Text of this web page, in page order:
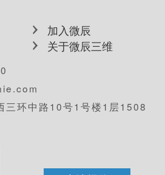
加入微辰
关于微辰三维
三环中路10号1号楼1层1508